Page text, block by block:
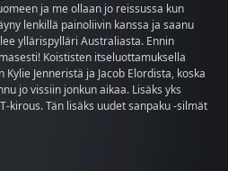
ja me ollaan jo reissussa kun
lenkillä painoliivin kanssa ja saanu
yllärispylläri Australiasta. Ennin
Koististen itseluottamuksella
Jenneristä ja Jacob Elordista, koska
jo vissiin jonkun aikaa. Lisäks yks
kirous. Tän lisäks uudet sanpaku -silmät